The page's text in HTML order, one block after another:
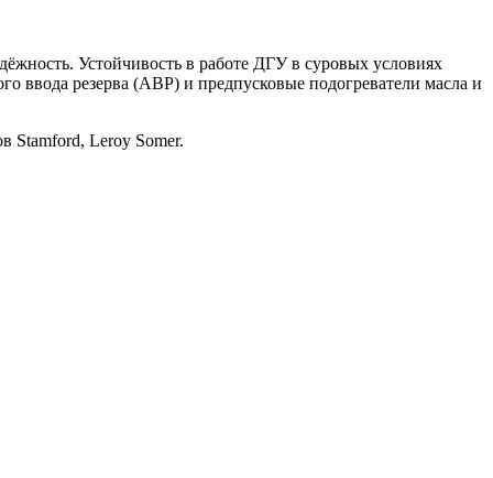
Устойчивость в работе ДГУ в суровых условиях
ввода резерва (АВР) и предпусковые подогреватели масла и
Stamford, Leroy Somer.